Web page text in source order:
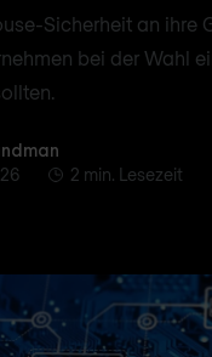
Sicherheit an ihre
bei der Wahl
2 min. Lesezeit